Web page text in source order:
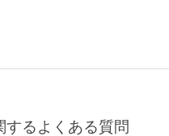
るよくある質問